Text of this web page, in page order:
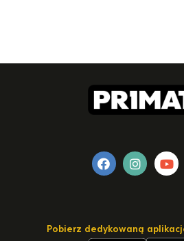
Pobierz dedykowaną